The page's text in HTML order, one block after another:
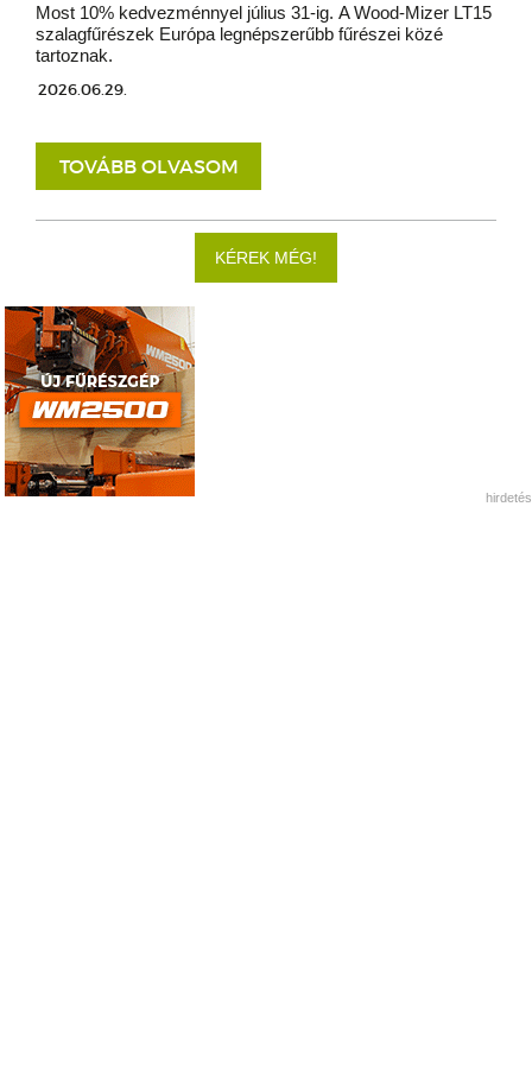
Most 10% kedvezménnyel július 31-ig. A Wood-Mizer LT15
szalagfűrészek Európa legnépszerűbb fűrészei közé
tartoznak.
2026.06.29.
TOVÁBB OLVASOM
KÉREK MÉG!
hirdetés